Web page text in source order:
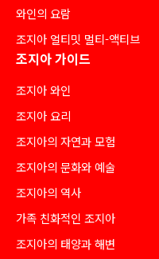
와인의 요람
조지아 얼티밋 멀티-액티브
조지아 가이드
조지아 와인
조지아 요리
조지아의 자연과 모험
조지아의 문화와 예술
조지아의 역사
가족 친화적인 조지아
조지아의 태양과 해변